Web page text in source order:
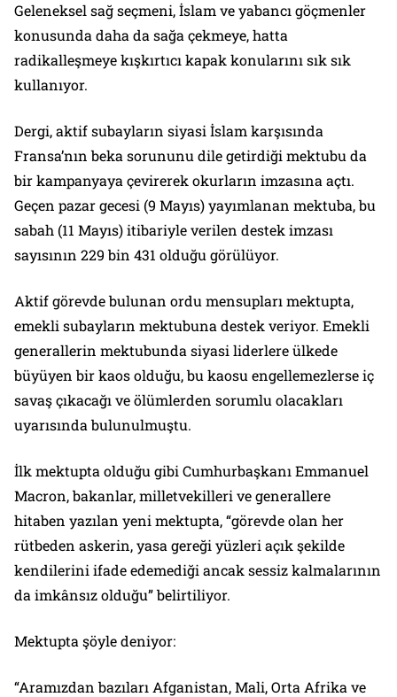
Geleneksel sağ seçmeni, İslam ve yabancı göçmenler
konusunda daha da sağa çekmeye, hatta
radikalleşmeye kışkırtıcı kapak konularını sık sık
kullanıyor.
Dergi, aktif subayların siyasi İslam karşısında
Fransa’nın beka sorununu dile getirdiği mektubu da
bir kampanyaya çevirerek okurların imzasına açtı.
Geçen pazar gecesi (9 Mayıs) yayımlanan mektuba, bu
sabah (11 Mayıs) itibariyle verilen destek imzası
sayısının 229 bin 431 olduğu görülüyor.
Aktif görevde bulunan ordu mensupları mektupta,
emekli subayların mektubuna destek veriyor. Emekli
generallerin mektubunda siyasi liderlere ülkede
büyüyen bir kaos olduğu, bu kaosu engellemezlerse iç
savaş çıkacağı ve ölümlerden sorumlu olacakları
uyarısında bulunulmuştu.
İlk mektupta olduğu gibi Cumhurbaşkanı Emmanuel
Macron, bakanlar, milletvekilleri ve generallere
hitaben yazılan yeni mektupta, “görevde olan her
rütbeden askerin, yasa gereği yüzleri açık şekilde
kendilerini ifade edemediği ancak sessiz kalmalarının
da imkânsız olduğu” belirtiliyor.
Mektupta şöyle deniyor:
“Aramızdan bazıları Afganistan, Mali, Orta Afrika ve